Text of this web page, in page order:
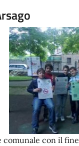
comunale con il